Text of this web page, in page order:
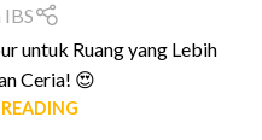
IBS
untuk Ruang yang Lebih
Ceria! 😍